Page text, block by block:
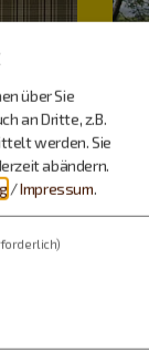
über Sie
an Dritte, z.B.
werden. Sie
abändern.
/Impressum.